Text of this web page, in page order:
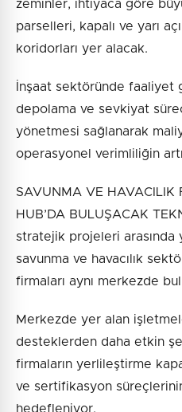
zeminler, ihtiyaca göre
parselleri, kapalı ve yarı
koridorları yer alacak.
İnşaat sektöründe faaliyet
depolama ve sevkiyat
yönetmesi sağlanarak
operasyonel verimliliğin
SAVUNMA VE HAVACILIK
HUB’DA BULUŞACAK
stratejik projeleri arasında
savunma ve havacılık
firmaları aynı merkezde
Merkezde yer alan
desteklerden daha etkin
firmaların yerlileştirme
ve sertifikasyon süreçlerinin
hedefleniyor.